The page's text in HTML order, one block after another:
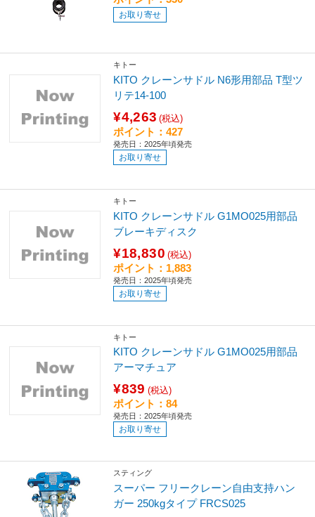
お取り寄せ
キトー
KITO クレーンサドル N6形用部品 T型ツ
リテ14-100
¥4,263 (税込)
ポイント：427
発売日：2025年頃発売
お取り寄せ
キトー
KITO クレーンサドル G1MO025用部品
ブレーキディスク
¥18,830 (税込)
ポイント：1,883
発売日：2025年頃発売
お取り寄せ
キトー
KITO クレーンサドル G1MO025用部品
アーマチュア
¥839 (税込)
ポイント：84
発売日：2025年頃発売
お取り寄せ
スティング
スーパー フリークレーン自由支持ハン
ガー 250kgタイプ FRCS025